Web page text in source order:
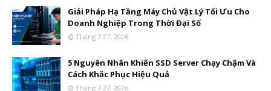
Giải Pháp Hạ Tầng Máy Chủ Vật Lý Tối Ưu Cho
Doanh Nghiệp Trong Thời Đại Số
Tháng 7 27, 2026
5 Nguyên Nhân Khiến SSD Server Chạy Chậm Và
Cách Khắc Phục Hiệu Quả
Tháng 7 27, 2026